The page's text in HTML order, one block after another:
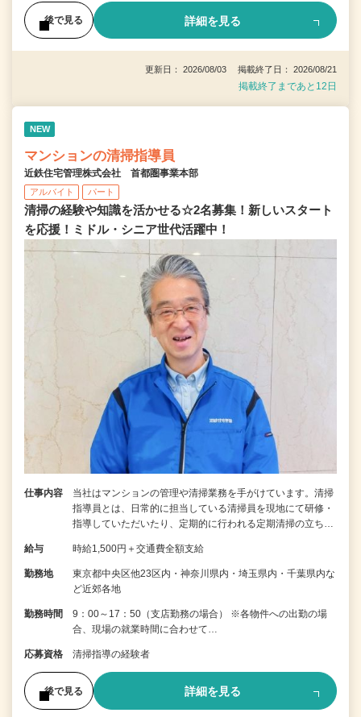
後で見る 詳細を見る
更新日： 2026/08/03 掲載終了日： 2026/08/21
掲載終了まであと12日
NEW
マンションの清掃指導員
近鉄住宅管理株式会社 首都圏事業本部
アルバイト パート
清掃の経験や知識を活かせる☆2名募集！新しいスタート
を応援！ミドル・シニア世代活躍中！
仕事内容
当社はマンションの管理や清掃業務を手がけています。清掃
指導員とは、日常的に担当している清掃員を現地にて研修・
指導していただいたり、定期的に行われる定期清掃の立ち…
給与 時給1,500円＋交通費全額支給
勤務地
東京都中央区他23区内・神奈川県内・埼玉県内・千葉県内な
ど近郊各地
勤務時間
9：00～17：50（支店勤務の場合） ※各物件への出勤の場
合、現場の就業時間に合わせて…
応募資格 清掃指導の経験者
後で見る 詳細を見る